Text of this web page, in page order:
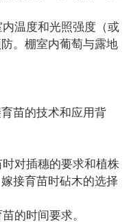
温度和光照强度（或
。棚室内葡萄与露地
苗的技术和应用背
对插穗的要求和植株
接育苗时砧木的选择
时间要求。